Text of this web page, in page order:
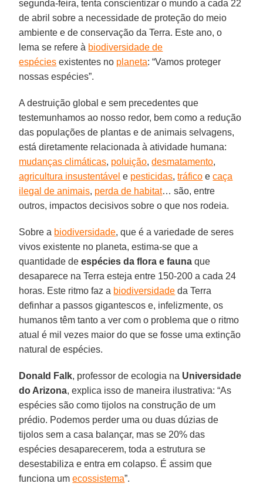
segunda-feira, tenta conscientizar o mundo a cada 22
de abril sobre a necessidade de proteção do meio
ambiente e de conservação da Terra. Este ano, o
lema se refere à biodiversidade de
espécies existentes no planeta: “Vamos proteger
nossas espécies”.
A destruição global e sem precedentes que
testemunhamos ao nosso redor, bem como a redução
das populações de plantas e de animais selvagens,
está diretamente relacionada à atividade humana:
mudanças climáticas, poluição,desmatamento,
agricultura insustentável e pesticidas,tráfico ecaça
ilegal de animais, perda de habitat… são, entre
outros, impactos decisivos sobre o que nos rodeia.
Sobre a biodiversidade, que é a variedade de seres
vivos existente no planeta, estima-se que a
quantidade deespécies da flora e fauna que
desaparece na Terra esteja entre 150-200 a cada 24
horas. Este ritmo faz a biodiversidade da Terra
definhar a passos gigantescos e, infelizmente, os
humanos têm tanto a ver com o problema que o ritmo
atual é mil vezes maior do que se fosse uma extinção
natural de espécies.
Donald Falk, professor de ecologia na Universidade
do Arizona, explica isso de maneira ilustrativa: “As
espécies são como tijolos na construção de um
prédio. Podemos perder uma ou duas dúzias de
tijolos sem a casa balançar, mas se 20% das
espécies desaparecerem, toda a estrutura se
desestabiliza e entra em colapso. É assim que
funciona umecossistema”.